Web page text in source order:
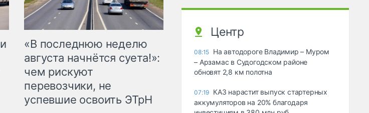
«В последнюю неделю
августа начнётся суета!»:
чем рискуют
перевозчики, не
успевшие освоить ЭТрН
Центр
08:15 На автодороге Владимир – Муром
– Арзамас в Судогодском районе
обновят 2,8 км полотна
07:19 КАЗ нарастит выпуск стартерных
аккумуляторов на 20% благодаря